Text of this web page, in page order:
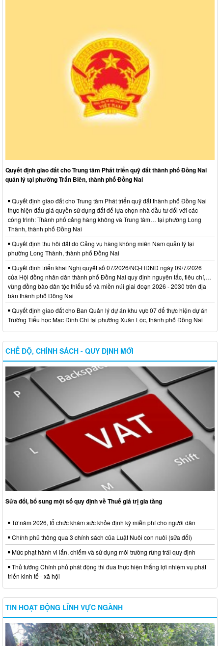
Quyết định giao đất cho Trung tâm Phát triển quỹ đất thành phố Đồng Nai
quản lý tại phường Trấn Biên, thành phố Đồng Nai
Quyết định giao đất cho Trung tâm Phát triển quỹ đất thành phố Đồng Nai
thực hiện đấu giá quyền sử dụng đất để lựa chọn nhà đầu tư đối với các
công trình: Thành phố cảng hàng không và Trung tâm… tại phường Long
Thành, thành phố Đồng Nai
Quyết định thu hồi đất do Cảng vụ hàng không miền Nam quản lý tại
phường Long Thành, thành phố Đồng Nai
Quyết định triển khai Nghị quyết số 07/2026/NQ-HĐND ngày 09/7/2026
của Hội đồng nhân dân thành phố Đồng Nai quy định nguyên tắc, tiêu chí,…
vùng đồng bào dân tộc thiểu số và miền núi giai đoạn 2026 - 2030 trên địa
bàn thành phố Đồng Nai
Quyết định giao đất cho Ban Quản lý dự án khu vực 07 để thực hiện dự án
Trường Tiểu học Mạc Đĩnh Chi tại phường Xuân Lộc, thành phố Đồng Nai
CHẾ ĐỘ, CHÍNH SÁCH - QUY ĐỊNH MỚI
Sửa đổi, bổ sung một số quy định về Thuế giá trị gia tăng
Từ năm 2026, tổ chức khám sức khỏe định kỳ miễn phí cho người dân
Chính phủ thông qua 3 chính sách của Luật Nuôi con nuôi (sửa đổi)
Mức phạt hành vi lấn, chiếm và sử dụng môi trường rừng trái quy định
Thủ tướng Chính phủ phát động thi đua thực hiện thắng lợi nhiệm vụ phát
triển kinh tế - xã hội
TIN HOẠT ĐỘNG LĨNH VỰC NGÀNH